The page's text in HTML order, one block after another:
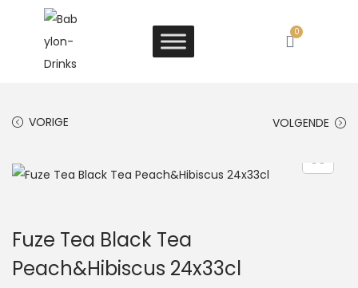
0
VORIGE VOLGENDE
Fuze Tea Black Tea
Peach&Hibiscus 24x33cl